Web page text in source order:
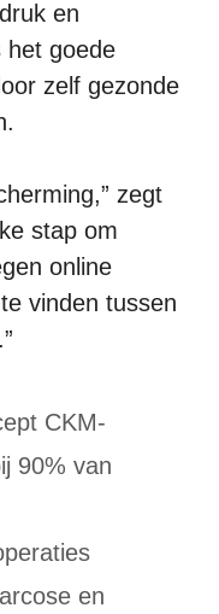
en
het goede
zelf gezonde
zegt
stap om
online
vinden tussen
CKM-
90% van
en